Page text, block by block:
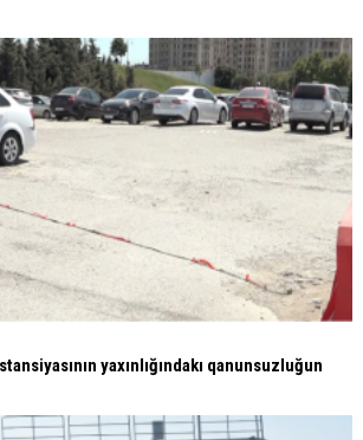
yaxınlığındakı qanunsuzluğun